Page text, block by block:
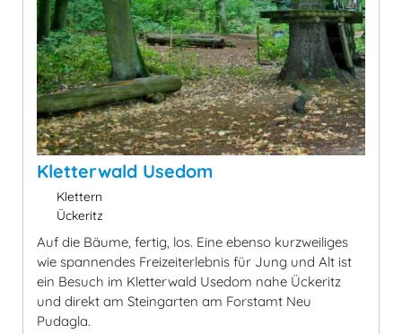
Kletterwald Usedom
Klettern
Ückeritz
Auf die Bäume, fertig, los. Eine ebenso kurzweiliges
wie spannendes Freizeiterlebnis für Jung und Alt ist
ein Besuch im Kletterwald Usedom nahe Ückeritz
und direkt am Steingarten am Forstamt Neu
Pudagla.